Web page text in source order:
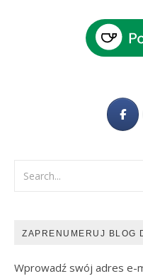
ZAPRENUMERUJ BLOG
Wprowadź swój adres e-